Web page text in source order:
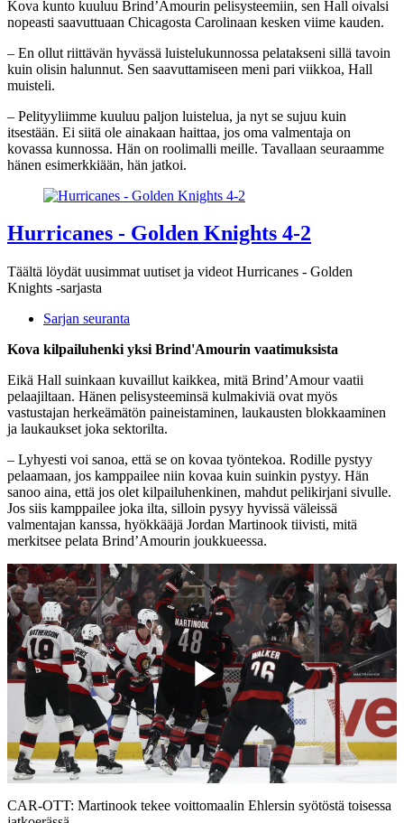
Kova kunto kuuluu Brind’Amourin pelisysteemiin, sen Hall oivalsi
nopeasti saavuttuaan Chicagosta Carolinaan kesken viime kauden.
– En ollut riittävän hyvässä luistelukunnossa pelatakseni sillä tavoin
kuin olisin halunnut. Sen saavuttamiseen meni pari viikkoa, Hall
muisteli.
– Pelityyliimme kuuluu paljon luistelua, ja nyt se sujuu kuin
itsestään. Ei siitä ole ainakaan haittaa, jos oma valmentaja on
kovassa kunnossa. Hän on roolimalli meille. Tavallaan seuraamme
hänen esimerkkiään, hän jatkoi.
Hurricanes - Golden Knights 4-2
Täältä löydät uusimmat uutiset ja videot Hurricanes - Golden
Knights -sarjasta
Sarjan seuranta
Kova kilpailuhenki yksi Brind'Amourin vaatimuksista
Eikä Hall suinkaan kuvaillut kaikkea, mitä Brind’Amour vaatii
pelaajiltaan. Hänen pelisysteeminsä kulmakiviä ovat myös
vastustajan herkeämätön paineistaminen, laukausten blokkaaminen
ja laukaukset joka sektorilta.
– Lyhyesti voi sanoa, että se on kovaa työntekoa. Rodille pystyy
pelaamaan, jos kamppailee niin kovaa kuin suinkin pystyy. Hän
sanoo aina, että jos olet kilpailuhenkinen, mahdut pelikirjani sivulle.
Jos siis kamppailee joka ilta, silloin pysyy hyvissä väleissä
valmentajan kanssa, hyökkääjä Jordan Martinook tiivisti, mitä
merkitsee pelata Brind’Amourin joukkueessa.
Play
Video
CAR-OTT: Martinook tekee voittomaalin Ehlersin syötöstä toisessa